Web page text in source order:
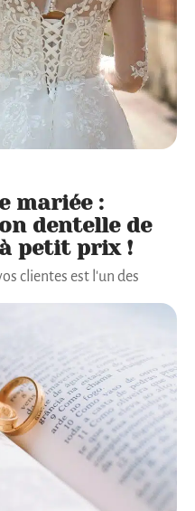
mariée :
dentelle de
petit prix !
clientes est l'un des